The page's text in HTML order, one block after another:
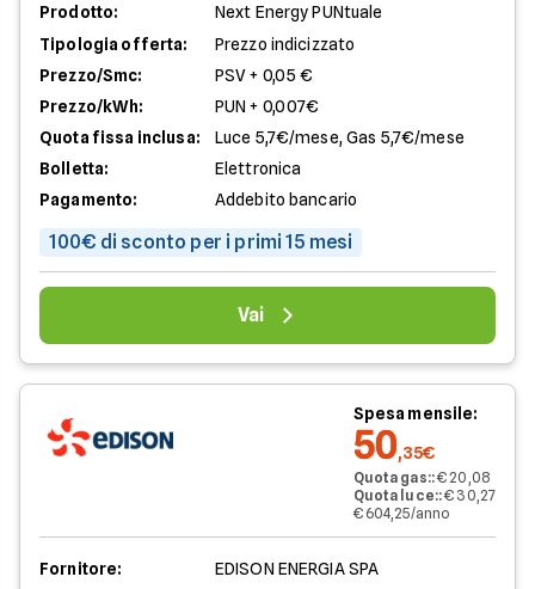
Prodotto:
Next Energy PUNtuale
Tipologia offerta:
Prezzo indicizzato
Prezzo/Smc:
PSV + 0,05 €
Prezzo/kWh:
PUN + 0,007€
Quota fissa inclusa:
Luce 5,7€/mese, Gas 5,7€/mese
Bolletta:
Elettronica
Pagamento:
Addebito bancario
100€ di sconto per i primi 15 mesi
Vai
Spesa mensile:
50,35€
Quota gas::€ 20,08
Quota luce::€ 30,27
€ 604,25/anno
Fornitore:
EDISON ENERGIA SPA